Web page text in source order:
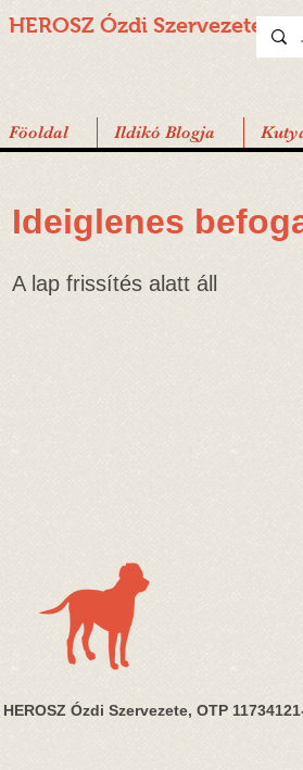
HEROSZ Ózdi Szervezete
Föoldal Ildikó Blogja
Ideiglenes
A lap frissítés alatt áll
HEROSZ Ózdi Szervezete, OTP